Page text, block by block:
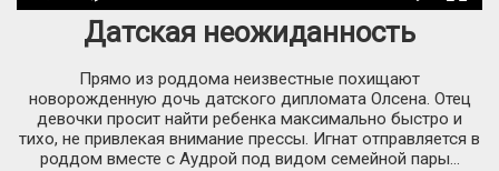
Датская неожиданность
Прямо из роддома неизвестные похищают
новорожденную дочь датского дипломата Олсена. Отец
девочки просит найти ребенка максимально быстро и
тихо, не привлекая внимание прессы. Игнат отправляется в
роддом вместе с Аудрой под видом семейной пары…